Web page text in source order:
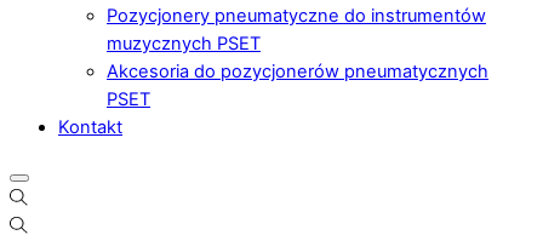
Pozycjonery pneumatyczne do instrumentów
muzycznych PSET
Akcesoria do pozycjonerów pneumatycznych
PSET
Kontakt